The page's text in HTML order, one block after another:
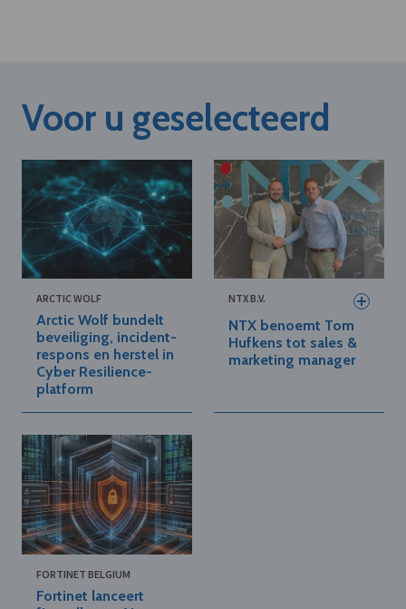
Voor u geselecteerd
ARCTIC WOLF
Arctic Wolf bundelt
beveiliging, incident-
respons en herstel in
Cyber Resilience-
platform
NTX B.V.
NTX benoemt Tom
Hufkens tot sales &
marketing manager
FORTINET BELGIUM
Fortinet lanceert